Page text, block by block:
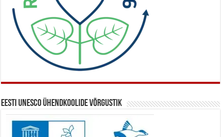
Eesti UNESCO ühendkoolide võrgustik